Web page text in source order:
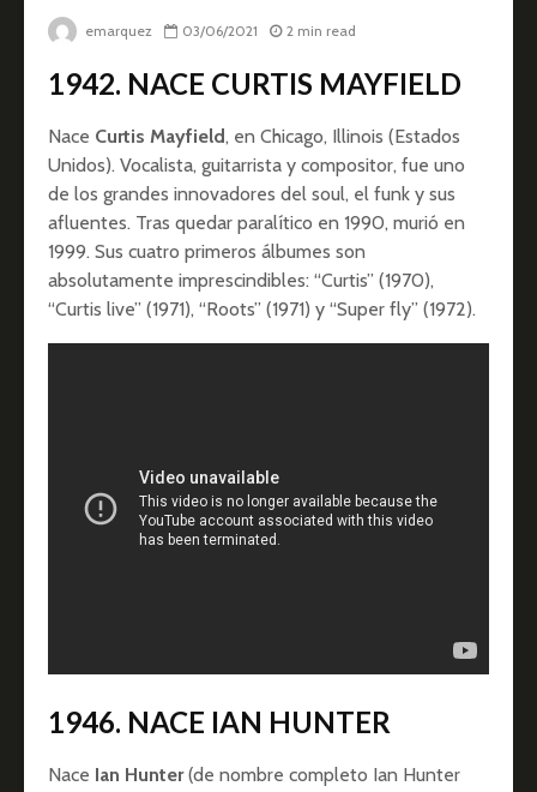
emarquez 03/06/2021 2 min read
1942. NACE CURTIS MAYFIELD
Nace Curtis Mayfield, en Chicago, Illinois (Estados
Unidos). Vocalista, guitarrista y compositor, fue uno
de los grandes innovadores del soul, el funk y sus
afluentes. Tras quedar paralítico en 1990, murió en
1999. Sus cuatro primeros álbumes son
absolutamente imprescindibles: “Curtis” (1970),
“Curtis live” (1971), “Roots” (1971) y “Super fly” (1972).
1946. NACE IAN HUNTER
Nace Ian Hunter(de nombre completo Ian Hunter